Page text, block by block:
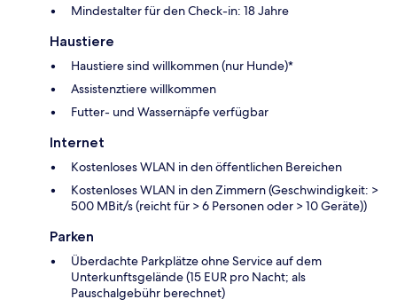
Mindestalter für den Check-in: 18 Jahre
Haustiere
Haustiere sind willkommen (nur Hunde)*
Assistenztiere willkommen
Futter- und Wassernäpfe verfügbar
Internet
Kostenloses WLAN in den öffentlichen Bereichen
Kostenloses WLAN in den Zimmern (Geschwindigkeit: >
500 MBit/s (reicht für > 6 Personen oder > 10 Geräte))
Parken
Überdachte Parkplätze ohne Service auf dem
Unterkunftsgelände (15 EUR pro Nacht; als
Pauschalgebühr berechnet)